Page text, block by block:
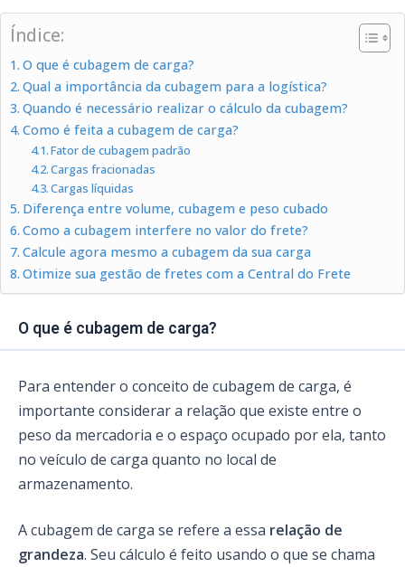
Índice:
O que é cubagem de carga?
Qual a importância da cubagem para a logística?
Quando é necessário realizar o cálculo da cubagem?
Como é feita a cubagem de carga?
Fator de cubagem padrão
Cargas fracionadas
Cargas líquidas
Diferença entre volume, cubagem e peso cubado
Como a cubagem interfere no valor do frete?
Calcule agora mesmo a cubagem da sua carga
Otimize sua gestão de fretes com a Central do Frete
O que é cubagem de carga?
Para entender o conceito de cubagem de carga, é
importante considerar a relação que existe entre o
peso da mercadoria e o espaço ocupado por ela, tanto
no veículo de carga quanto no local de
armazenamento.
A cubagem de carga se refere a essa relação de
grandeza. Seu cálculo é feito usando o que se chama